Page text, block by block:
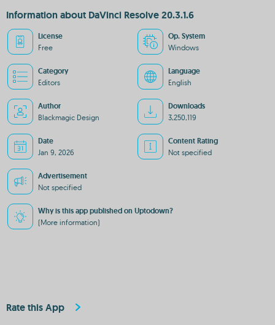
Information about DaVinci Resolve 20.3.1.6
License
Free
Op. System
Windows
Category
Editors
Language
English
Author
Blackmagic Design
Downloads
3,250,119
Date
Jan 9, 2026
Content Rating
Not specified
Advertisement
Not specified
Why is this app published on Uptodown?
(More information)
Rate this App